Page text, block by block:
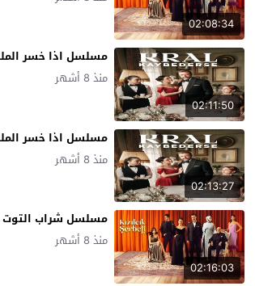
02:08:34
02:11:50
مسلسل اذا خسر
منذ 8 أشهر
02:13:27
مسلسل اذا خسر الملك
منذ 8 أشهر
02:16:03
مسلسل شراب التوت
منذ 8 أشهر